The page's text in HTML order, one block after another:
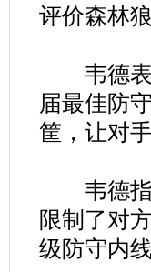
评价森林
韦德表
届最佳防
筐，让对
韦德指
限制了对
级防守内